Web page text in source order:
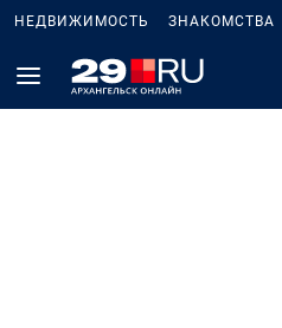
НЕДВИЖИМОСТЬ ЗНАКОМСТВА